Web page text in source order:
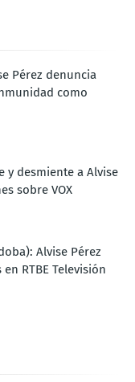
Pérez denuncia
como
y desmiente a Alvise
sobre VOX
Alvise Pérez
RTBE Televisión